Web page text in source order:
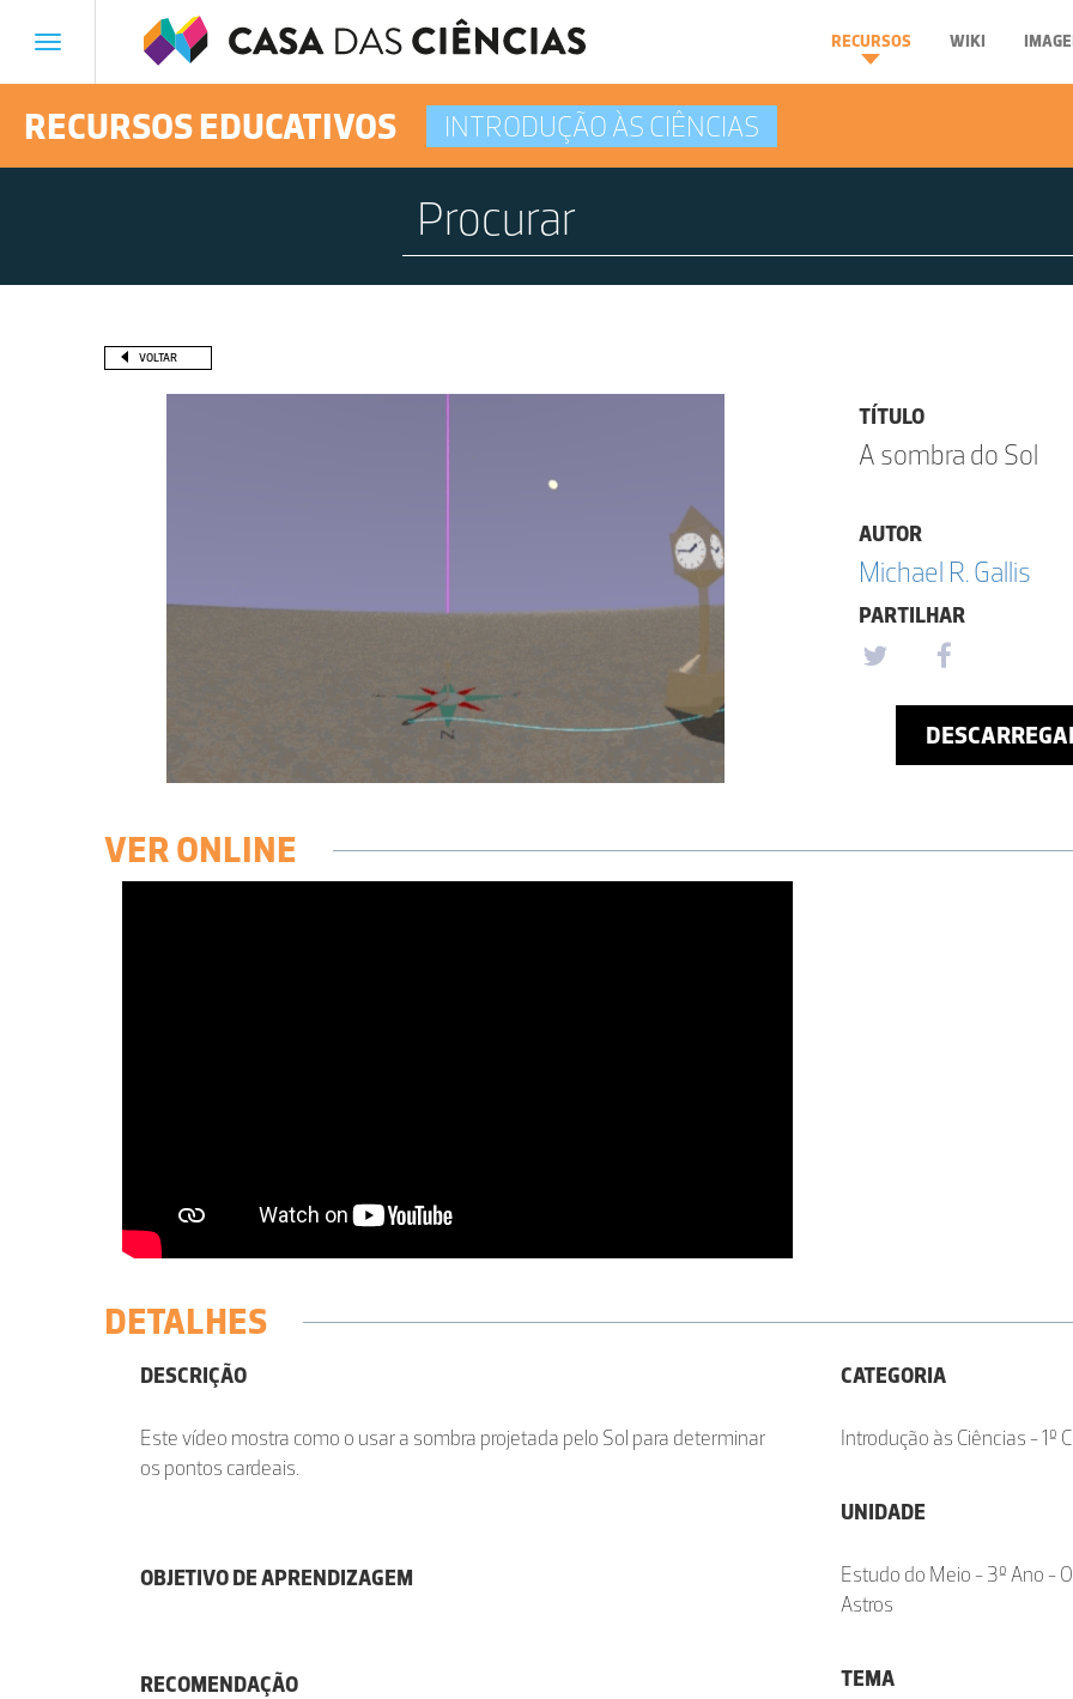
Toggle
RECURSOS WIKI
RECURSOS EDUCATIVOS INTRODUÇÃO ÀS CIÊNCIAS
VOLTAR
TÍTULO
A sombra do Sol
AUTOR
Michael R. Gallis
PARTILHAR
VER ONLINE
DETALHES
DESCRIÇÃO
Este vídeo mostra como o usar a sombra projetada pelo Sol para determinar
os pontos cardeais.
OBJETIVO DE APRENDIZAGEM
RECOMENDAÇÃO
CATEGORIA
Introdução às Ciências - 1º
UNIDADE
Estudo do Meio - 3º Ano -
Astros
TEMA